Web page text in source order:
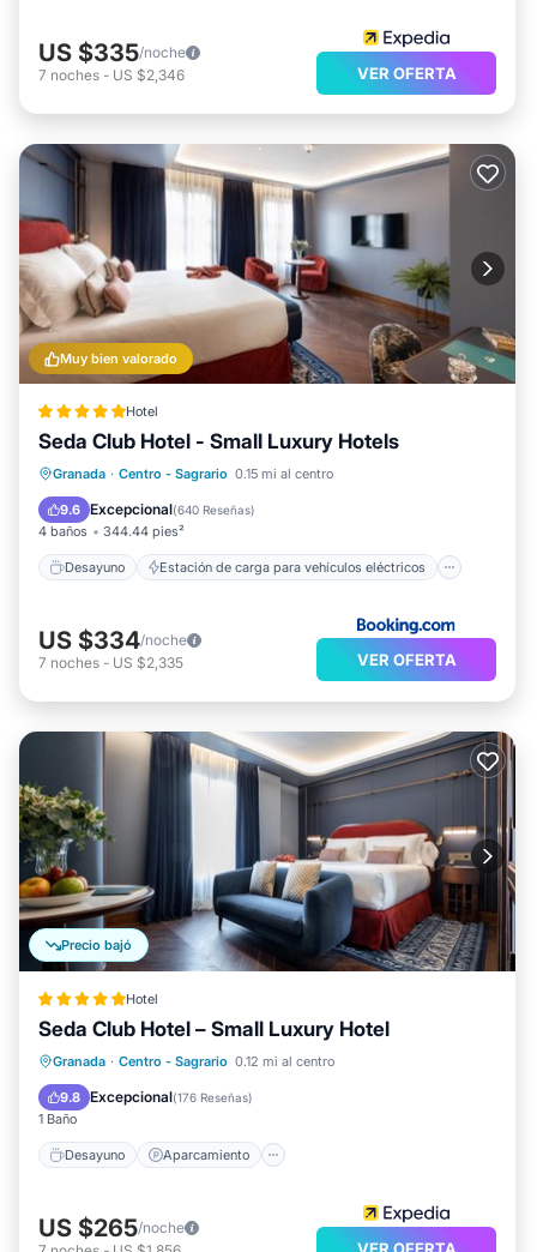
US $335/noche
7 noches - US $2,346 VER OFERTA
Muy bien valorado
Hotel
Seda Club Hotel - Small Luxury Hotels
Granada · Centro - Sagrario 0.15 mi al centro
9.6 Excepcional(640 Reseñas)
4 baños 344.44 pies²
Desayuno Estación de carga para vehículos eléctricos
Desayuno
Estación de carga para vehículos eléctricos
Aparcamiento
US $334/noche
7 noches - US $2,335 VER OFERTA
Precio bajó
Hotel
Seda Club Hotel – Small Luxury Hotel
Granada · Centro - Sagrario 0.12 mi al centro
9.8 Excepcional(176 Reseñas)
1 Baño
Desayuno Aparcamiento
Desayuno Aparcamiento
Balcón/Terraza
US $265/noche
VER OFERTA